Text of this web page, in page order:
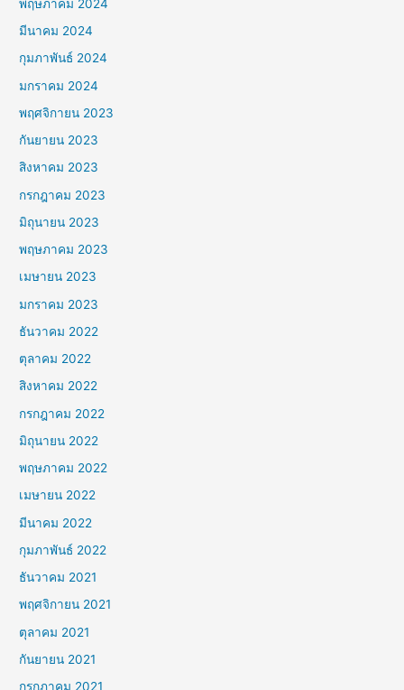
พฤษภาคม 2024
มีนาคม 2024
กุมภาพันธ์ 2024
มกราคม 2024
พฤศจิกายน 2023
กันยายน 2023
สิงหาคม 2023
กรกฎาคม 2023
มิถุนายน 2023
พฤษภาคม 2023
เมษายน 2023
มกราคม 2023
ธันวาคม 2022
ตุลาคม 2022
สิงหาคม 2022
กรกฎาคม 2022
มิถุนายน 2022
พฤษภาคม 2022
เมษายน 2022
มีนาคม 2022
กุมภาพันธ์ 2022
ธันวาคม 2021
พฤศจิกายน 2021
ตุลาคม 2021
กันยายน 2021
กรกฎาคม 2021